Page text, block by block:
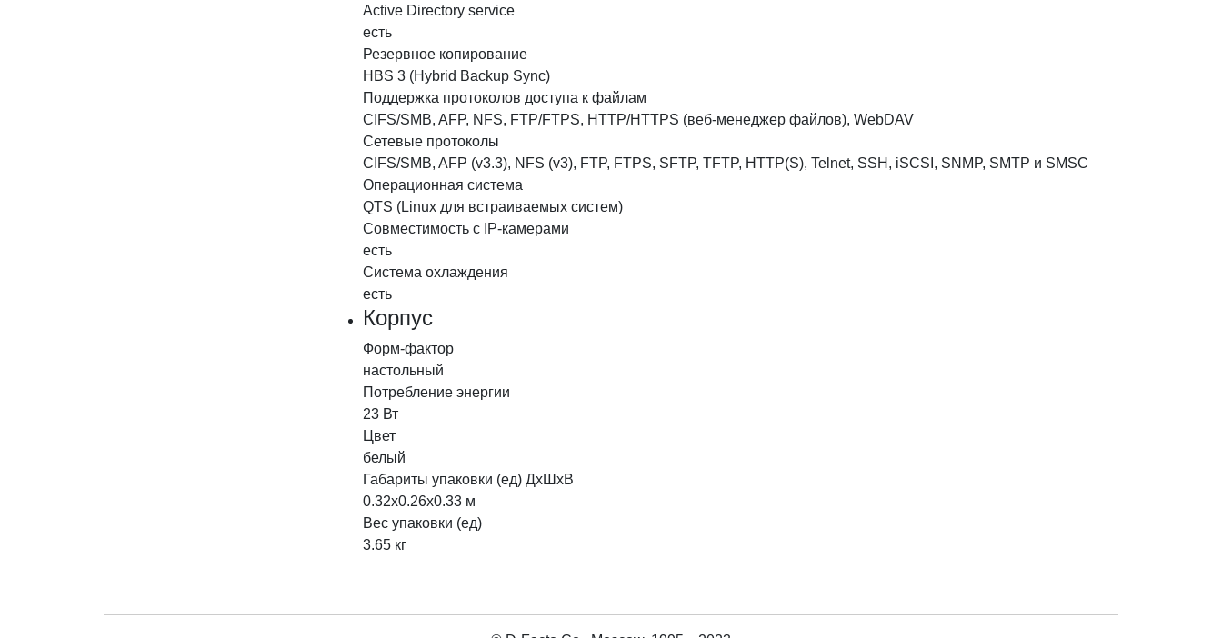
Active Directory service
есть
Резервное копирование
HBS 3 (Hybrid Backup Sync)
Поддержка протоколов доступа к файлам
CIFS/SMB, AFP, NFS, FTP/FTPS, HTTP/HTTPS (веб-менеджер файлов), WebDAV
Сетевые протоколы
CIFS/SMB, AFP (v3.3), NFS (v3), FTP, FTPS, SFTP, TFTP, HTTP(S), Telnet, SSH, iSCSI, SNMP, SMTP и SMSC
Операционная система
QTS (Linux для встраиваемых систем)
Совместимость с IP-камерами
есть
Система охлаждения
есть
Корпус
Форм-фактор
настольный
Потребление энергии
23 Вт
Цвет
белый
Габариты упаковки (ед) ДхШхВ
0.32x0.26x0.33 м
Вес упаковки (ед)
3.65 кг